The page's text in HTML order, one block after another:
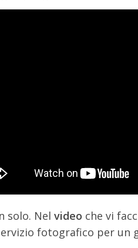
solo. Nel video che vi
fotografico per un